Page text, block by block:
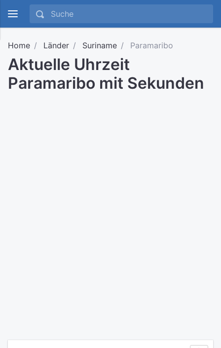
Home Länder Suriname Paramaribo
Aktuelle Uhrzeit
Paramaribo mit Sekunden